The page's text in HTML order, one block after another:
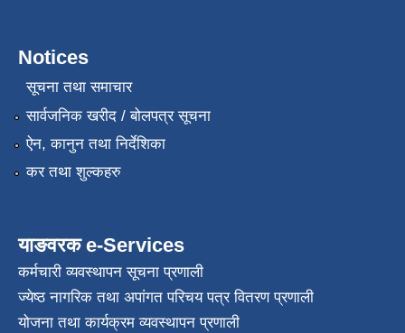
Notices
सूचना तथा समाचार
सार्वजनिक खरीद / बोलपत्र सूचना
ऐन, कानुन तथा निर्देशिका
कर तथा शुल्कहरु
याङवरक e-Services
कर्मचारी व्यवस्थापन सूचना प्रणाली
ज्येष्ठ नागरिक तथा अपांगत परिचय पत्र वितरण प्रणाली
योजना तथा कार्यक्रम व्यवस्थापन प्रणाली